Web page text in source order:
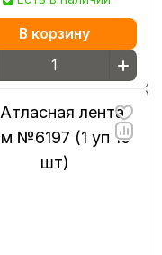
В корзину